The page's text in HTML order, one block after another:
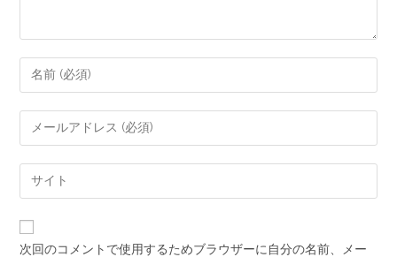
次回のコメントで使用するためブラウザーに自分の名前、メー